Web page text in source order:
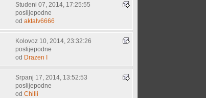
Studeni 07, 2014, 17:25:55
poslijepodne
odaktalv6666
Kolovoz 10, 2014, 23:32:26
poslijepodne
od Drazen I
Srpanj 17, 2014, 13:52:53
poslijepodne
odChilii